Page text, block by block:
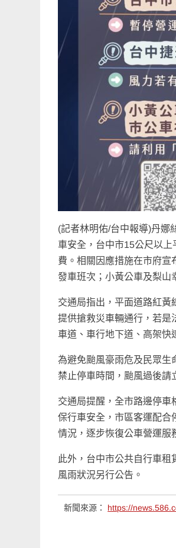
(記者林明佑/台中報導)丹娜
車安全，台中市15公尺以
費。相關因應措施在市府宣
發車班次；小黃公車及梨山
交通局指出，平面道路紅黃
提供搶救災車輛通行，若是
車道、車行地下道、高架快
為避免颱風豪雨危及民眾生
禁止停車時間，颱風過後請
交通局提醒，全市路邊停車
保行車安全，市區客運配合
情況，逐步恢復公車營運服
此外，台中市公共自行車
風雨狀況另行公告。
新聞來源： https://